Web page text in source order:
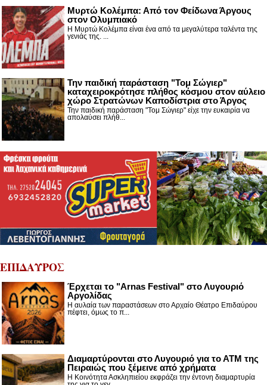
Μυρτώ Κολέμπα: Από τον Φείδωνα Άργους
στον Ολυμπιακό
Η Μυρτώ Κολέμπα είναι ένα από τα μεγαλύτερα ταλέντα της
γενιάς της. ...
Την παιδική παράσταση "Τομ Σώγιερ"
καταχειροκρότησε πλήθος κόσμου στον αύλειο
χώρο Στρατώνων Καποδίστρια στο Άργος
Την παιδική παράσταση "Τομ Σώγιερ" είχε την ευκαιρία να
απολαύσει πλήθ...
ΕΠΙΔΑΥΡΟΣ
Έρχεται το "Arnas Festival" στο Λυγουριό
Αργολίδας
Η αυλαία των παραστάσεων στο Αρχαίο Θέατρο Επιδαύρου
πέφτει, όμως το π...
Διαμαρτύρονται στο Λυγουριό για το ΑΤΜ της
Πειραιώς που ξέμεινε από χρήματα
Η Κοινότητα Ασκληπιείου εκφράζει την έντονη διαμαρτυρία